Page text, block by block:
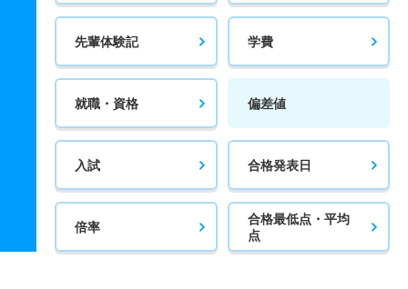
先輩体験記 学費
就職・資格 偏差値
入試 合格発表日
倍率
合格最低点・平均
点